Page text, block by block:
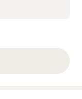
anteriores